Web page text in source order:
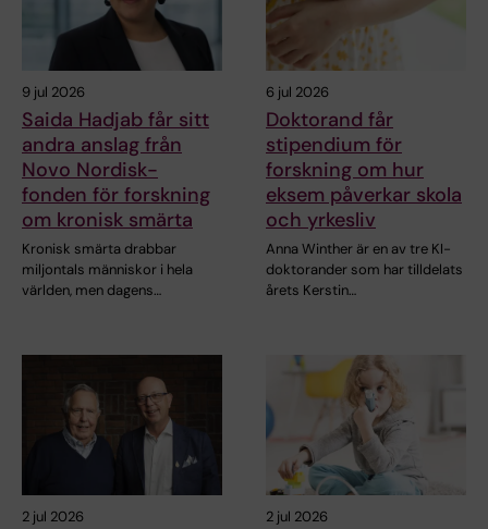
9 jul 2026
Saida Hadjab får sitt
andra anslag från
Novo Nordisk-
fonden för forskning
om kronisk smärta
Kronisk smärta drabbar
miljontals människor i hela
världen, men dagens…
6 jul 2026
Doktorand får
stipendium för
forskning om hur
eksem påverkar skola
och yrkesliv
Anna Winther är en av tre KI-
doktorander som har tilldelats
årets Kerstin…
2 jul 2026 2 jul 2026